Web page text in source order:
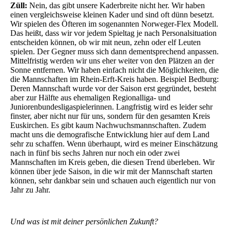
Züll: Nein, das gibt unsere Kaderbreite nicht her. Wir haben
einen vergleichsweise kleinen Kader und sind oft dünn besetzt.
Wir spielen des Öfteren im sogenannten Norweger-Flex Modell.
Das heißt, dass wir vor jedem Spieltag je nach Personalsituation
entscheiden können, ob wir mit neun, zehn oder elf Leuten
spielen. Der Gegner muss sich dann dementsprechend anpassen.
Mittelfristig werden wir uns eher weiter von den Plätzen an der
Sonne entfernen. Wir haben einfach nicht die Möglichkeiten, die
die Mannschaften im Rhein-Erft-Kreis haben. Beispiel Bedburg:
Deren Mannschaft wurde vor der Saison erst gegründet, besteht
aber zur Hälfte aus ehemaligen Regionalliga- und
Juniorenbundesligaspielerinnen. Langfristig wird es leider sehr
finster, aber nicht nur für uns, sondern für den gesamten Kreis
Euskirchen. Es gibt kaum Nachwuchsmannschaften. Zudem
macht uns die demografische Entwicklung hier auf dem Land
sehr zu schaffen. Wenn überhaupt, wird es meiner Einschätzung
nach in fünf bis sechs Jahren nur noch ein oder zwei
Mannschaften im Kreis geben, die diesen Trend überleben. Wir
können über jede Saison, in die wir mit der Mannschaft starten
können, sehr dankbar sein und schauen auch eigentlich nur von
Jahr zu Jahr.
Und was ist mit deiner persönlichen Zukunft?